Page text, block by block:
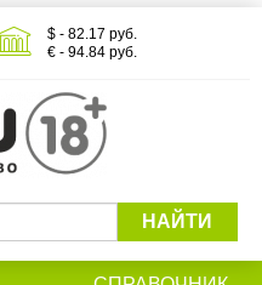
$ - 82.17 руб.
€ - 94.84 руб.
НАЙТИ